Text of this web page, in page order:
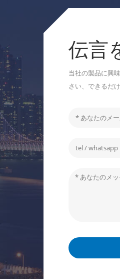
伝言
当社の製品に興
さい、できるだ